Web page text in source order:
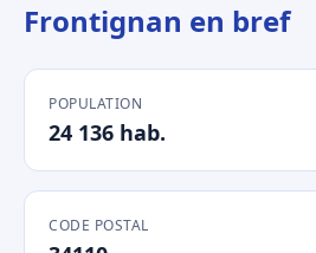
Frontignan en bref
POPULATION
24 136 hab.
CODE POSTAL